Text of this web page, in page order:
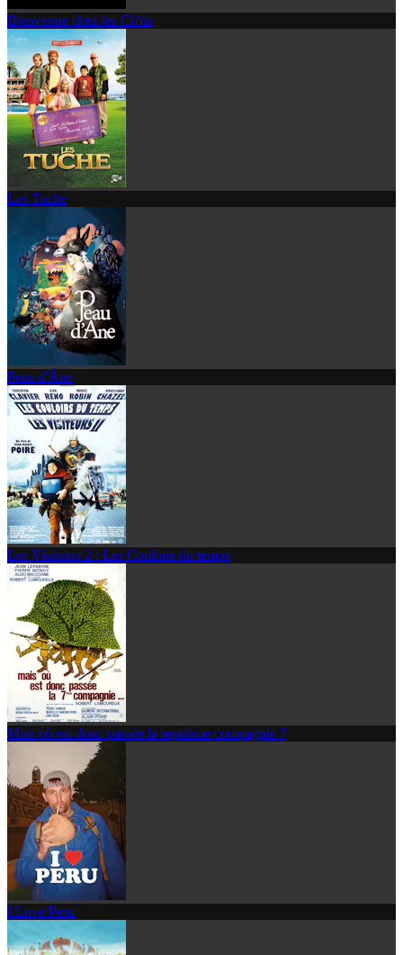
Bienvenue chez les Ch'tis
Les Tuche
Peau d'Âne
Les Visiteurs 2 : Les Couloirs du temps
Mais où est donc passée la septième compagnie ?
I Love Peru